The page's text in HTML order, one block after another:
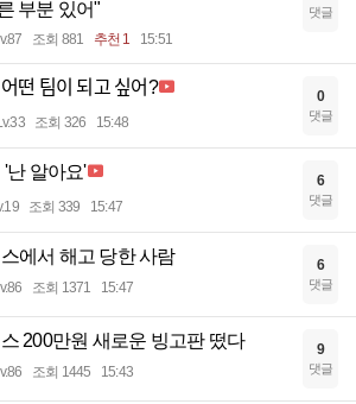
부분 있어"
조회 881 추천 1 15:51
댓글
팀이 되고 싶어?
조회 326 15:48
0
댓글
난 알아요'
조회 339 15:47
6
댓글
에서 해고 당한 사람
조회 1371 15:47
6
댓글
200만원 새로운 빙고판 떴다
조회 1445 15:43
9
댓글